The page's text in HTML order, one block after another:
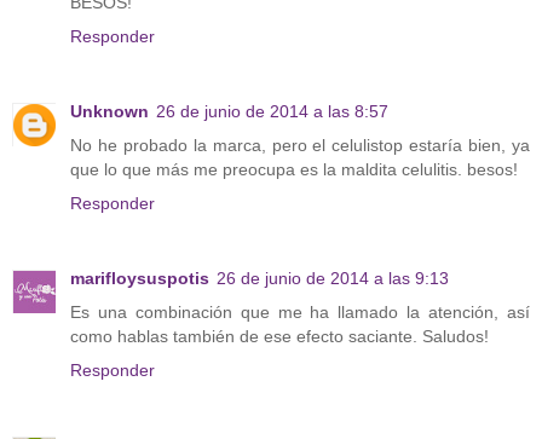
Responder
Unknown 26 de junio de 2014 a las 8:57
No he probado la marca, pero el celulistop estaría bien, ya
que lo que más me preocupa es la maldita celulitis. besos!
Responder
marifloysuspotis 26 de junio de 2014 a las 9:13
Es una combinación que me ha llamado la atención, así
como hablas también de ese efecto saciante. Saludos!
Responder